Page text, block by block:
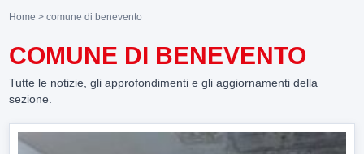
Home > comune di benevento
COMUNE DI BENEVENTO
Tutte le notizie, gli approfondimenti e gli aggiornamenti della
sezione.